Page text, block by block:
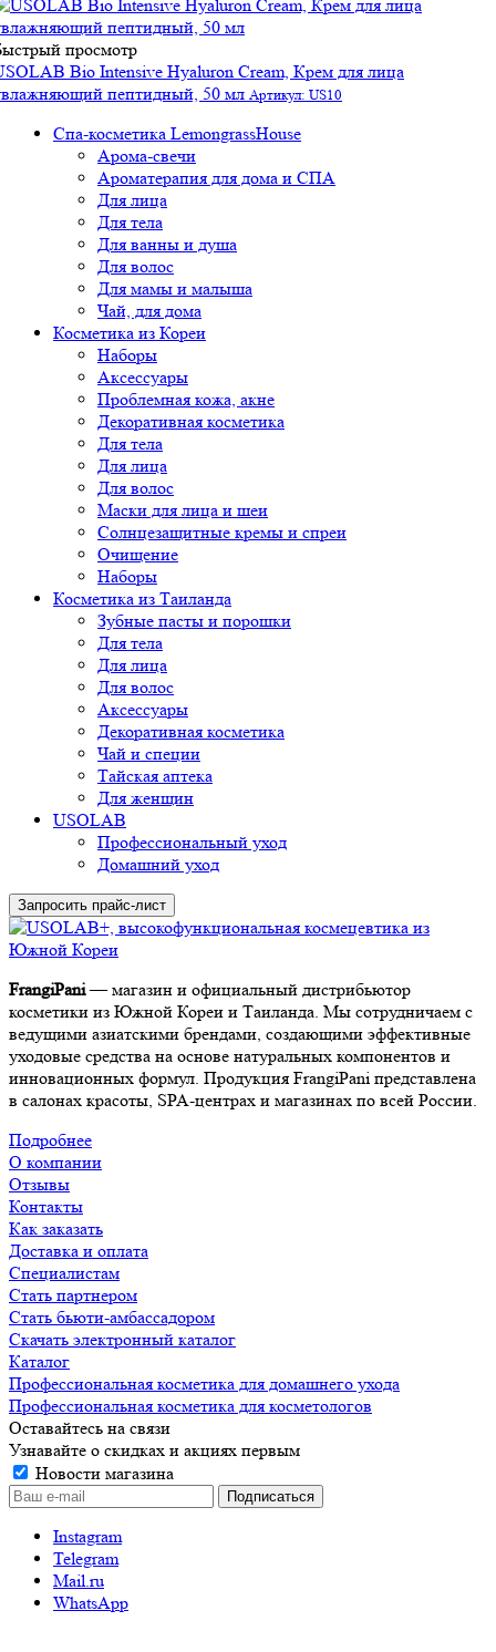
просмотр
Bio Intensive Hyaluron Cream, Крем для лица
пептидный, 50 мл Артикул: US10
Спа-косметика LemongrassHouse
Арома-свечи
Ароматерапия для дома и СПА
Для лица
Для тела
Для ванны и душа
Для волос
Для мамы и малыша
Чай, для дома
Косметика из Кореи
Наборы
Аксессуары
Проблемная кожа, акне
Декоративная косметика
Для тела
Для лица
Для волос
Маски для лица и шеи
Солнцезащитные кремы и спреи
Очищение
Наборы
Косметика из Таиланда
Зубные пасты и порошки
Для тела
Для лица
Для волос
Аксессуары
Декоративная косметика
Чай и специи
Тайская аптека
Для женщин
USOLAB
Профессиональный уход
Домашний уход
Запросить прайс-лист
FrangiPani— магазин и официальный дистрибьютор
косметики из Южной Кореи и Таиланда. Мы сотрудничаем с
ведущими азиатскими брендами, создающими эффективные
уходовые средства на основе натуральных компонентов и
инновационных формул. Продукция FrangiPani представлена
в салонах красоты, SPA-центрах и магазинах по всей России.
Подробнее
О компании
Отзывы
Контакты
Как заказать
Доставка и оплата
Специалистам
Стать партнером
Стать бьюти-амбассадором
Скачать электронный каталог
Каталог
Профессиональная косметика для домашнего ухода
Профессиональная косметика для косметологов
Оставайтесь на связи
Узнавайте о скидках и акциях первым
Новости магазина
Instagram
Telegram
Mail.ru
WhatsApp